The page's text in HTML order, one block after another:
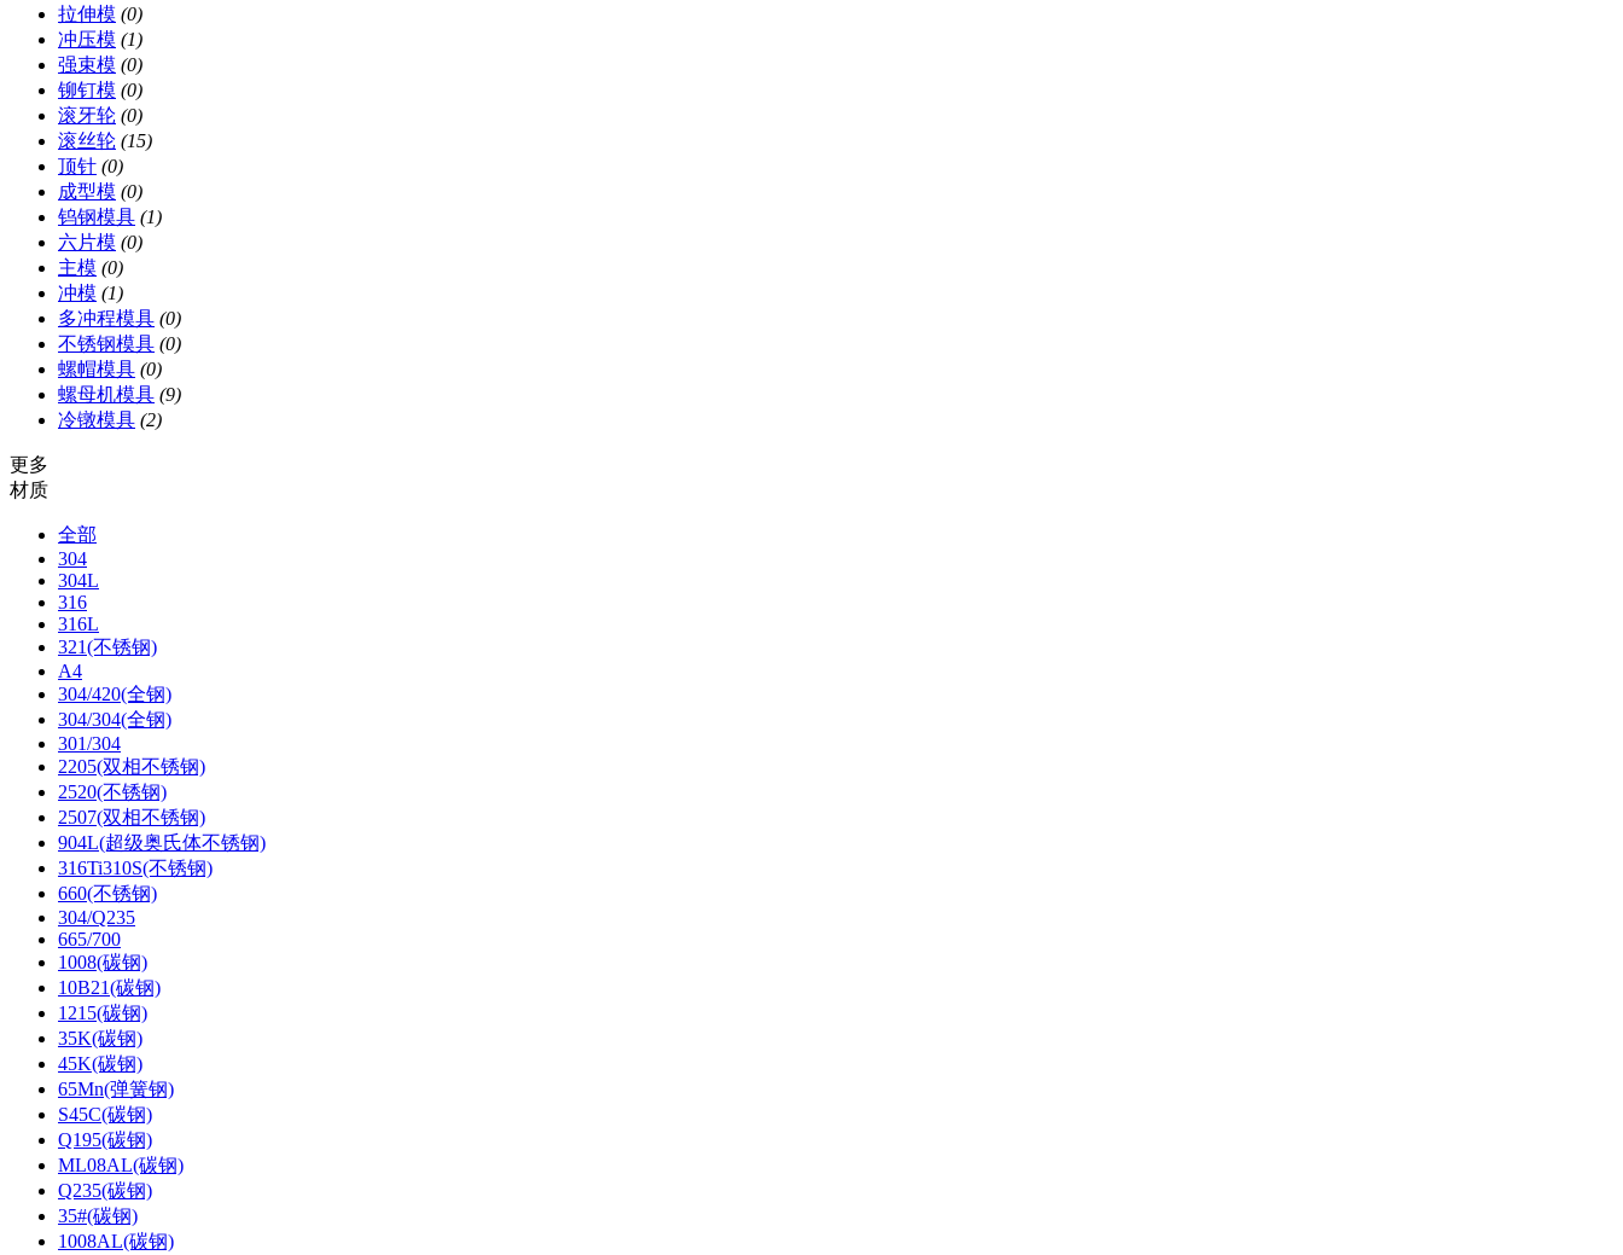
拉伸模 (0)
冲压模 (1)
强束模 (0)
铆钉模 (0)
滚牙轮 (0)
滚丝轮 (15)
顶针 (0)
成型模 (0)
钨钢模具 (1)
六片模 (0)
主模 (0)
冲模 (1)
多冲程模具 (0)
不锈钢模具 (0)
螺帽模具 (0)
螺母机模具 (9)
冷镦模具 (2)
更多
材质
全部
304
304L
316
316L
321(不锈钢)
A4
304/420(全钢)
304/304(全钢)
301/304
2205(双相不锈钢)
2520(不锈钢)
2507(双相不锈钢)
904L(超级奥氏体不锈钢)
316Ti310S(不锈钢)
660(不锈钢)
304/Q235
665/700
1008(碳钢)
10B21(碳钢)
1215(碳钢)
35K(碳钢)
45K(碳钢)
65Mn(弹簧钢)
S45C(碳钢)
Q195(碳钢)
ML08AL(碳钢)
Q235(碳钢)
35#(碳钢)
1008AL(碳钢)